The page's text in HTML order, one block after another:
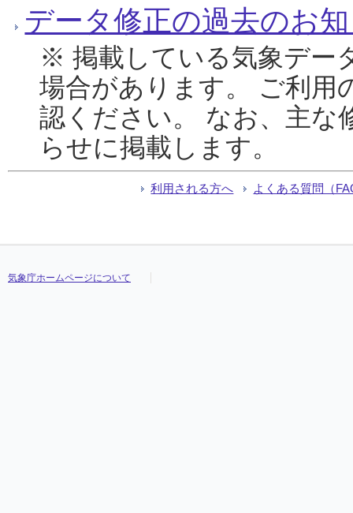
データ修正の過去のお
※ 掲載している気象デー
場合があります。 ご利用
認ください。 なお、主な
らせに掲載します。
利用される方へ よくある質問（
気象庁ホームページについて